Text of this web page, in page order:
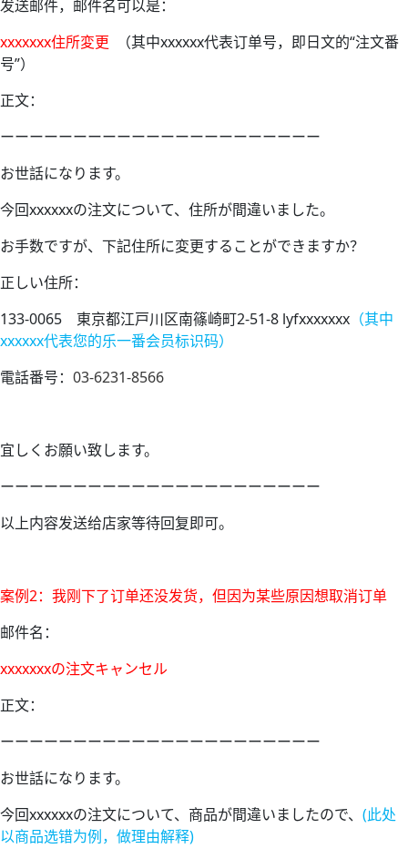
发送邮件，邮件名可以是：
xxxxxxx住所変更 （其中xxxxxx代表订单号，即日文的“注文番
号”）
正文：
ーーーーーーーーーーーーーーーーーーーーーー
お世話になります。
今回xxxxxxの注文について、住所が間違いました。
お手数ですが、下記住所に変更することができますか？
正しい住所：
133-0065 東京都江戸川区南篠崎町2-51-8 lyfxxxxxxx （其中
xxxxxx代表您的乐一番会员标识码）
電話番号： 03-6231-8566
宜しくお願い致します。
ーーーーーーーーーーーーーーーーーーーーーー
以上内容发送给店家等待回复即可。
案例2：我刚下了订单还没发货，但因为某些原因想取消订单
邮件名：
xxxxxxxの注文キャンセル
正文：
ーーーーーーーーーーーーーーーーーーーーーー
お世話になります。
今回xxxxxxの注文について、商品が間違いましたので、 (此处
以商品选错为例，做理由解释)